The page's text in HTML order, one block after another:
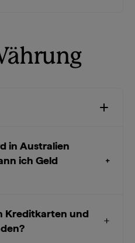
in Australien
ich Geld
Kreditkarten und